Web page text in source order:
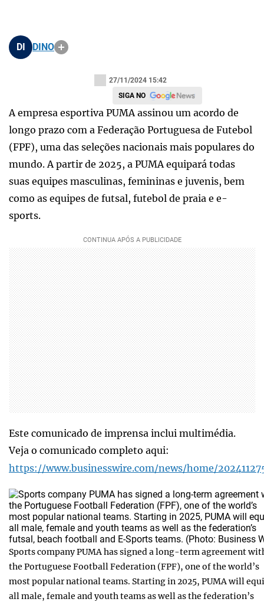
DI DINO
27/11/2024 15:42
SIGA NO
A empresa esportiva PUMA assinou um acordo de
longo prazo com a Federação Portuguesa de Futebol
(FPF), uma das seleções nacionais mais populares do
mundo. A partir de 2025, a PUMA equipará todas
suas equipes masculinas, femininas e juvenis, bem
como as equipes de futsal, futebol de praia e e-
sports.
Este comunicado de imprensa inclui multimédia.
Veja o comunicado completo aqui:
https://www.businesswire.com/news/home/
Sports company PUMA has signed a long-term agreement
the Portuguese Football Federation (FPF), one of the world’s
most popular national teams. Starting in 2025, PUMA will
all male, female and youth teams as well as the federation’s